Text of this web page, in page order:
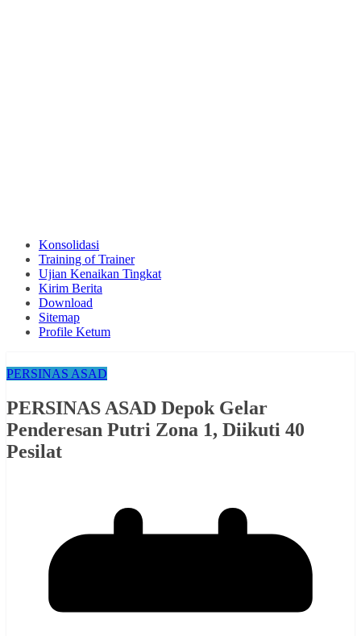
Konsolidasi
Training of Trainer
Ujian Kenaikan Tingkat
Kirim Berita
Download
Sitemap
Profile Ketum
PERSINAS ASAD
PERSINAS ASAD Depok Gelar
Penderesan Putri Zona 1, Diikuti 40
Pesilat